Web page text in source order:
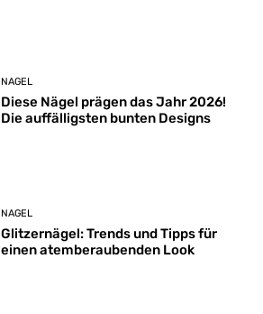
NAGEL
Diese Nägel prägen das Jahr 2026!
Die auffälligsten bunten Designs
NAGEL
Glitzernägel: Trends und Tipps für
einen atemberaubenden Look